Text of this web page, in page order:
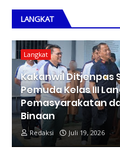
LANGKAT
Langkat
Kakanwil Ditjenpas
Pemuda Kelas III
Pemasyarakatan
Binaan
Redaksi Juli 19, 2026